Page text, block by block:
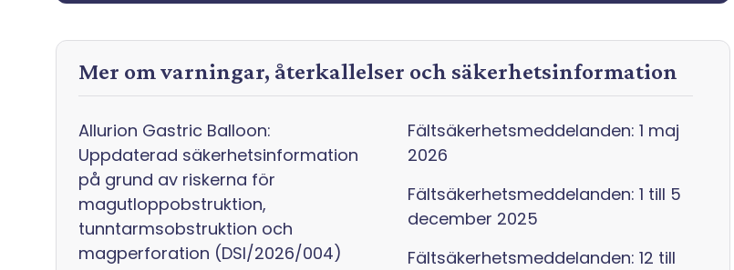
Mer om varningar, återkallelser och säkerhetsinformation
Allurion Gastric Balloon:
Uppdaterad säkerhetsinformation
på grund av riskerna för
magutloppobstruktion,
tunntarmsobstruktion och
magperforation (DSI/2026/004)
Fältsäkerhetsmeddelanden: 1 maj
2026
Fältsäkerhetsmeddelanden: 1 till 5
december 2025
Fältsäkerhetsmeddelanden: 12 till